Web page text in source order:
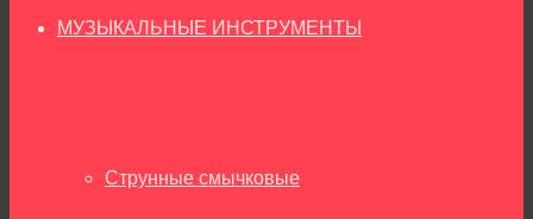
МУЗЫКАЛЬНЫЕ ИНСТРУМЕНТЫ
Струнные смычковые